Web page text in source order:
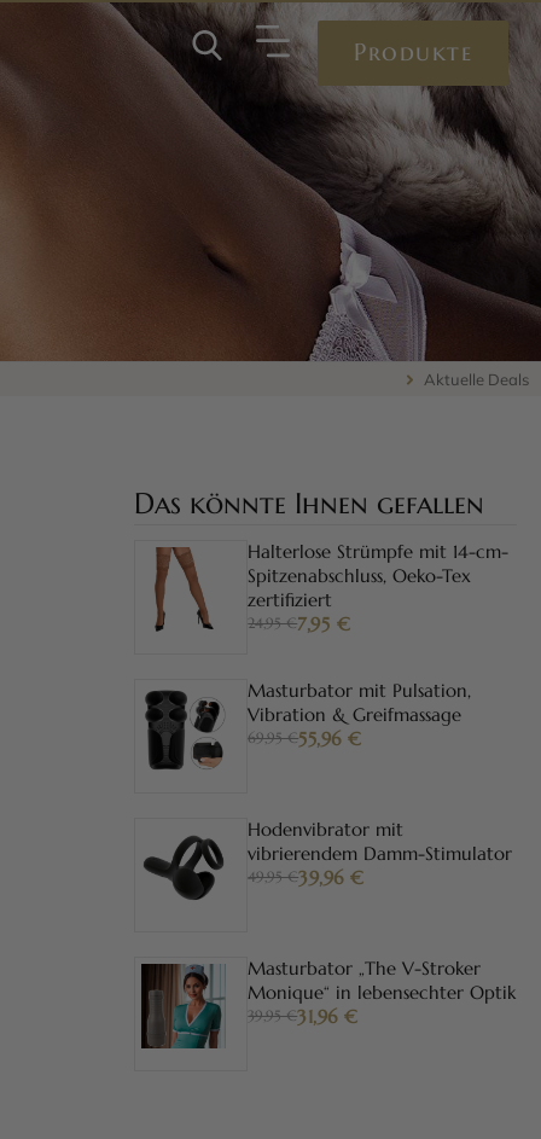
Produkte
Aktuelle Deals
Das könnte Ihnen gefallen
Halterlose Strümpfe mit 14-cm-
Spitzenabschluss, Oeko-Tex
zertifiziert
24,95 €7,95 €
Masturbator mit Pulsation,
Vibration & Greifmassage
69,95 €55,96€
Hodenvibrator mit
vibrierendem Damm-Stimulator
49,95 €39,96€
Masturbator „The V-Stroker
Monique“ in lebensechter Optik
39,95 €31,96€